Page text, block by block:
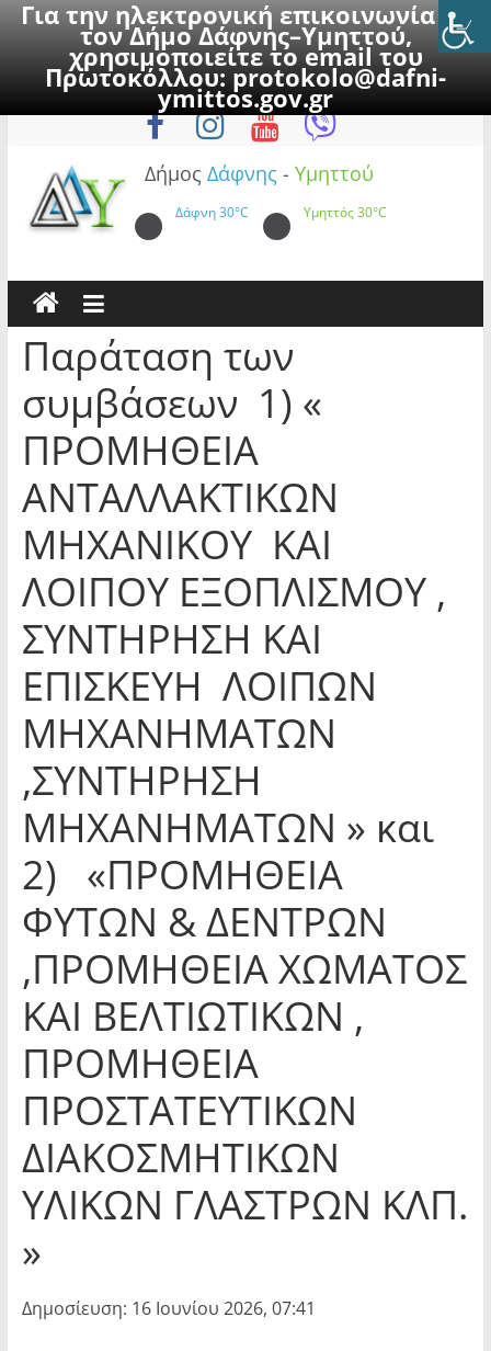
Για την ηλεκτρονική επικοινωνία με
τον Δήμο Δάφνης–Υμηττού,
χρησιμοποιείτε το email του
Πρωτοκόλλου:protokolo@dafni-
ymittos.gov.gr
to
Πέμπτη, 6 Αυγούστου 2026
Δήμος Δάφνης - Υμηττού
Δάφνη30°C Υμηττός30°C
Παράταση των
συμβάσεων 1) «
ΠΡΟΜΗΘΕΙΑ
ΑΝΤΑΛΛΑΚΤΙΚΩΝ
ΜΗΧΑΝΙΚΟΥ ΚΑΙ
ΛΟΙΠΟΥ ΕΞΟΠΛΙΣΜΟΥ ,
ΣΥΝΤΗΡΗΣΗ ΚΑΙ
ΕΠΙΣΚΕΥΗ ΛΟΙΠΩΝ
ΜΗΧΑΝΗΜΑΤΩΝ
,ΣΥΝΤΗΡΗΣΗ
ΜΗΧΑΝΗΜΑΤΩΝ » και
2) «ΠΡΟΜΗΘΕΙΑ
ΦΥΤΩΝ & ΔΕΝΤΡΩΝ
,ΠΡΟΜΗΘΕΙΑ ΧΩΜΑΤΟΣ
ΚΑΙ ΒΕΛΤΙΩΤΙΚΩΝ ,
ΠΡΟΜΗΘΕΙΑ
ΠΡΟΣΤΑΤΕΥΤΙΚΩΝ
ΔΙΑΚΟΣΜΗΤΙΚΩΝ
ΥΛΙΚΩΝ ΓΛΑΣΤΡΩΝ ΚΛΠ.
»
Δημοσίευση: 16 Ιουνίου 2026, 07:41